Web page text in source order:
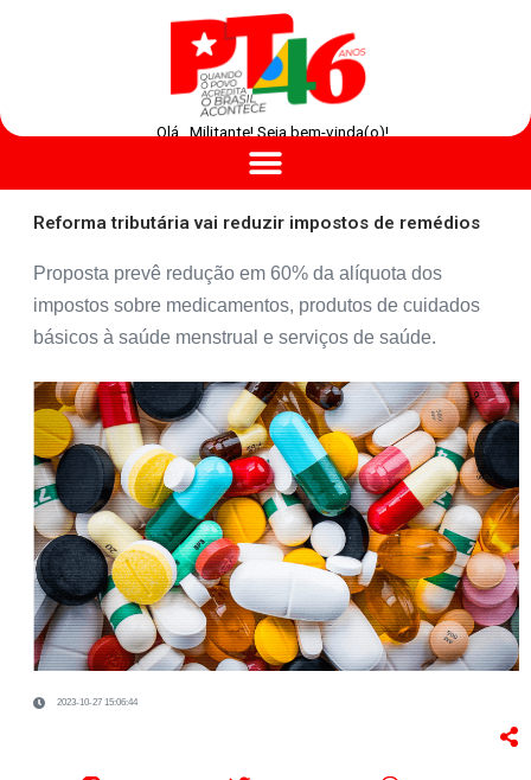
Olá , Militante! Seja bem-vinda(o)!
Reforma tributária vai reduzir impostos de remédios
Proposta prevê redução em 60% da alíquota dos
impostos sobre medicamentos, produtos de cuidados
básicos à saúde menstrual e serviços de saúde.
2023-10-27 15:06:44